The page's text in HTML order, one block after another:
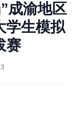
成渝地区
学生模拟
赛